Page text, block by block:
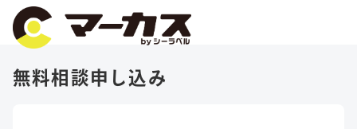
無料相談申し込み